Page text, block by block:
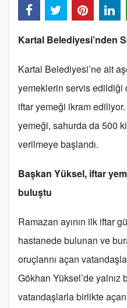
Kartal Belediyesi’nden
Kartal Belediyesi’ne ait
yemeklerin servis edildiği
iftar yemeği ikram
yemeği, sahurda da 500
verilmeye başlandı.
Başkan Yüksel, iftar
buluştu
Ramazan ayının ilk iftar
hastanede bulunan ve
oruçlarını açan
Gökhan Yüksel’de yalnız
vatandaşlarla birlikte